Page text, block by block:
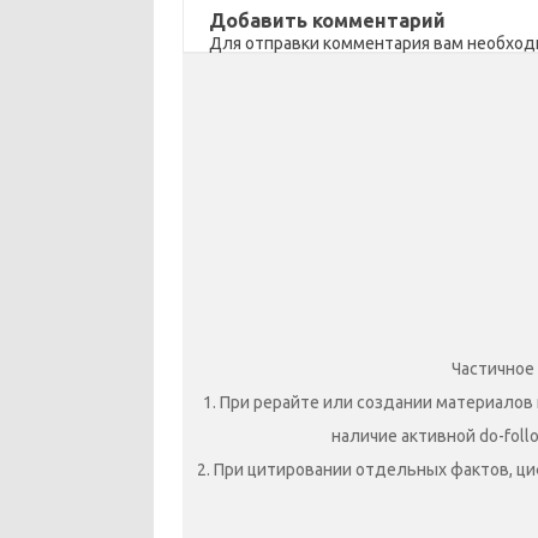
ik
и
Добавить комментарий
Для отправки комментария вам
1. При рерайте или создании
наличие активной do-
2. При цитировании отдельных фактов,